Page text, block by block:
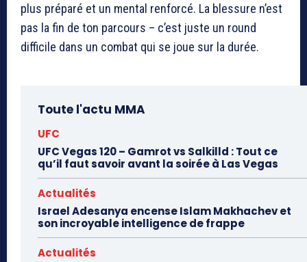
plus préparé et un mental renforcé. La blessure n’est
pas la fin de ton parcours – c’est juste un round
difficile dans un combat qui se joue sur la durée.
Toute l'actu MMA
UFC
UFC Vegas 120 – Gamrot vs Salkilld : Tout ce
qu’il faut savoir avant la soirée à Las Vegas
Actualités
Israel Adesanya encense Islam Makhachev et
son incroyable intelligence de frappe
Actualités